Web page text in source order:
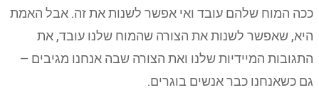
ככה המוח שלהם עובד ואי אפשר לשנות את זה. אבל האמת
היא, שאפשר לשנות את הצורה שהמוח שלנו עובד, את
התגובות המיידיות שלנו ואת הצורה שבה אנחנו מגיבים –
גם כשאנחנו כבר אנשים בוגרים.